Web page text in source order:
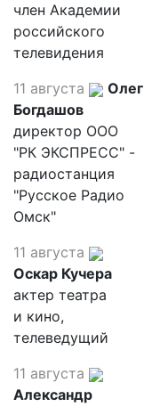
член Академии
российского
телевидения
11 августа
Олег
Богдашов
директор ООО
"РК ЭКСПРЕСС" -
радиостанция
"Русское Радио
Омск"
11 августа
Оскар Кучера
актер театра
и кино,
телеведущий
11 августа
Александр